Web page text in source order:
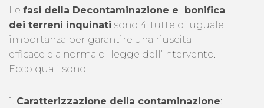
Le fasi della Decontaminazione e bonifica
dei terreni inquinati sono 4, tutte di uguale
importanza per garantire una riuscita
efficace e a norma di legge dell’intervento.
Ecco quali sono:
1. Caratterizzazione della contaminazione: